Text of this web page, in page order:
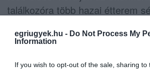
egriugyek.hu - Do Not Process My
Information
If you wish to opt-out of the sale, sharing to
találkozóra több hazai étterem